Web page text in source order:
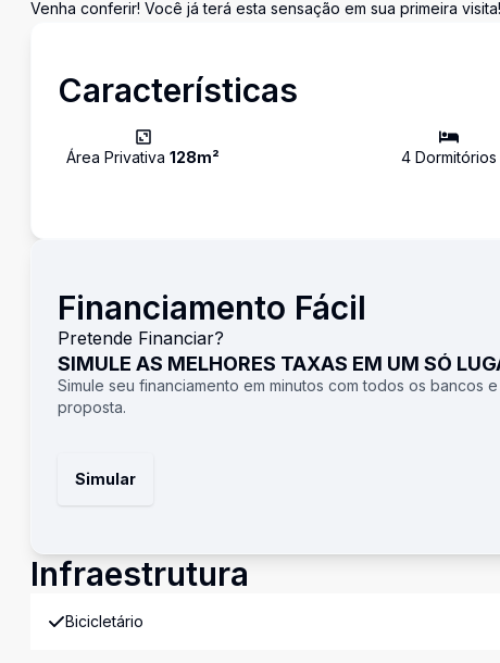
Venha conferir! Você já terá esta sensação em sua primeira visita!
Características
Área Privativa 128m² 4 Dormitórios
Financiamento Fácil
Pretende Financiar?
SIMULE AS MELHORES TAXAS EM UM SÓ
Simule seu financiamento em minutos com todos os bancos
proposta.
Simular
Infraestrutura
Bicicletário